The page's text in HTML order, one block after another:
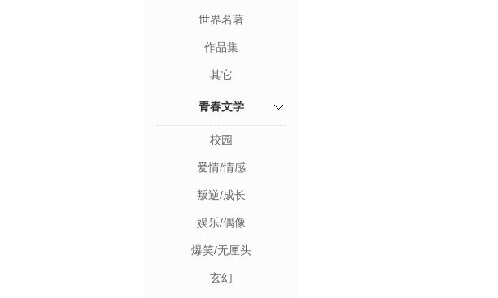
世界名著
作品集
其它
青春文学
校园
爱情/情感
叛逆/成长
娱乐/偶像
爆笑/无厘头
玄幻